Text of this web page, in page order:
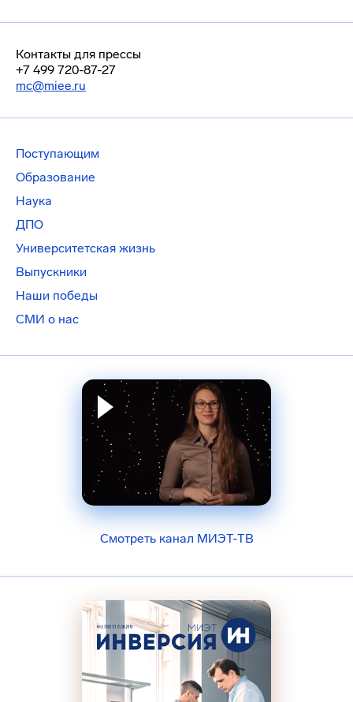
Контакты для прессы
+7 499 720-87-27
mc@miee.ru
Поступающим
Образование
Наука
ДПО
Университетская жизнь
Выпускники
Наши победы
СМИ о нас
Смотреть канал МИЭТ-ТВ